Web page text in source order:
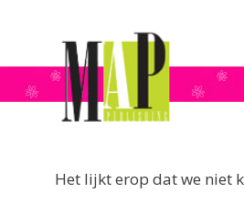
Het lijkt erop dat we niet